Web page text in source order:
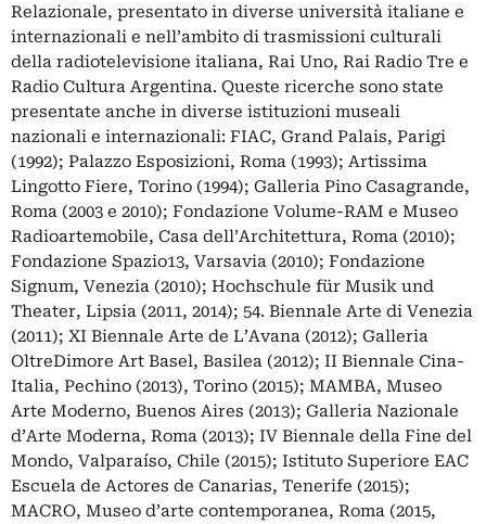
Relazionale, presentato in diverse università italiane e
internazionali e nell’ambito di trasmissioni culturali
della radiotelevisione italiana, Rai Uno, Rai Radio Tre e
Radio Cultura Argentina. Queste ricerche sono state
presentate anche in diverse istituzioni museali
nazionali e internazionali: FIAC, Grand Palais, Parigi
(1992); Palazzo Esposizioni, Roma (1993); Artissima
Lingotto Fiere, Torino (1994); Galleria Pino Casagrande,
Roma (2003 e 2010); Fondazione Volume-RAM e Museo
Radioartemobile, Casa dell’Architettura, Roma (2010);
Fondazione Spazio13, Varsavia (2010); Fondazione
Signum, Venezia (2010); Hochschule für Musik und
Theater, Lipsia (2011, 2014); 54. Biennale Arte di Venezia
(2011); XI Biennale Arte de L’Avana (2012); Galleria
OltreDimore Art Basel, Basilea (2012); II Biennale Cina-
Italia, Pechino (2013), Torino (2015); MAMBA, Museo
Arte Moderno, Buenos Aires (2013); Galleria Nazionale
d’Arte Moderna, Roma (2013); IV Biennale della Fine del
Mondo, Valparaíso, Chile (2015); Istituto Superiore EAC
Escuela de Actores de Canarias, Tenerife (2015);
MACRO, Museo d’arte contemporanea, Roma (2015,